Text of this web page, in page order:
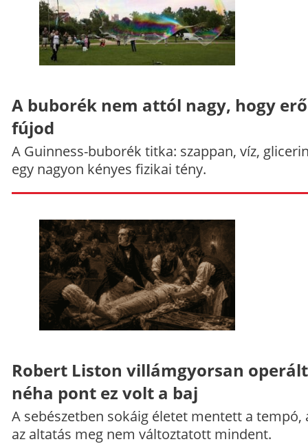
A buborék nem attól nagy, hogy
fújod
A Guinness-buborék titka: szappan, víz,
egy nagyon kényes fizikai tény.
Robert Liston villámgyorsan
néha pont ez volt a baj
A sebészetben sokáig életet mentett a tempó,
az altatás meg nem változtatott mindent.